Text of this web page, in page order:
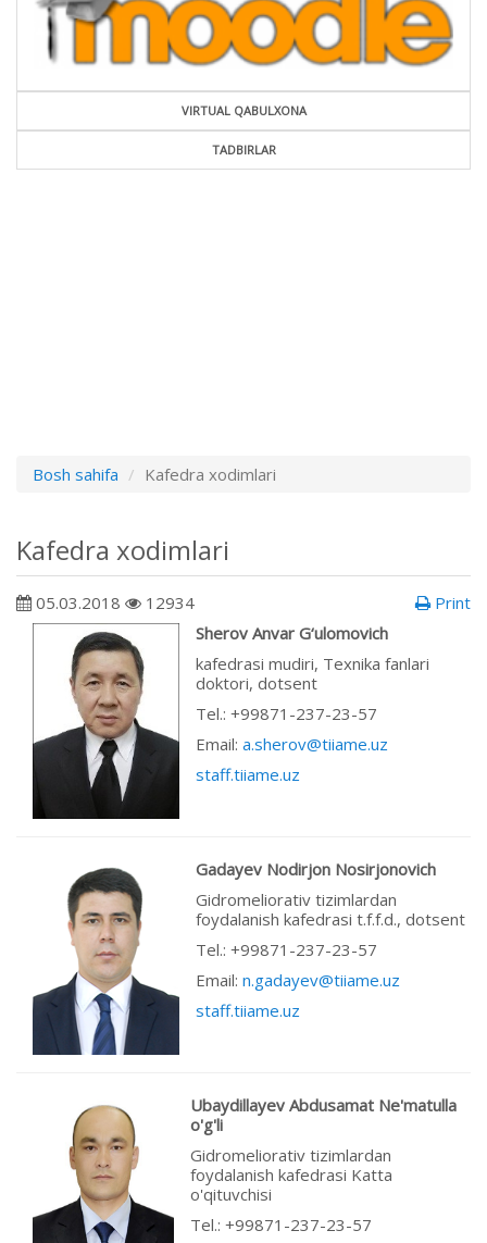
VIRTUAL QABULXONA
TADBIRLAR
Bosh sahifa Kafedra xodimlari
Kafedra xodimlari
05.03.2018 12934
Print
Sherov Anvar G‘ulomovich
kafedrasi mudiri, Texnika fanlari
doktori, dotsent
Теl.: +99871-237-23-57
Email: a.sherov@tiiame.uz
staff.tiiame.uz
Gadayev Nodirjon Nosirjonovich
Gidromeliorativ tizimlardan
foydalanish kafedrasi t.f.f.d., dotsent
Теl.: +99871-237-23-57
Email: n.gadayev@tiiame.uz
staff.tiiame.uz
Ubaydillayev Abdusamat Ne'matulla
o'g'li
Gidromeliorativ tizimlardan
foydalanish kafedrasi Katta
o'qituvchisi
Теl.: +99871-237-23-57